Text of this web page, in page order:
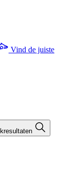
Vind de juiste